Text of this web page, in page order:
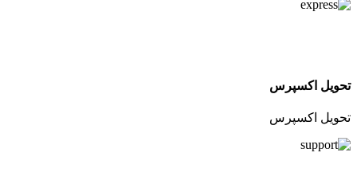
تحویل اکسپرس
تحویل اکسپرس